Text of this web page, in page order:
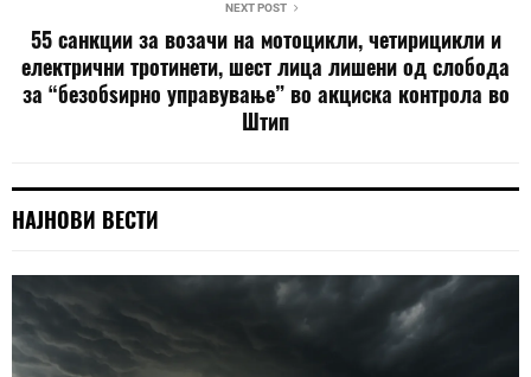
NEXT POST
55 санкции за возачи на мотоцикли, четирицикли и
електрични тротинети, шест лица лишени од слобода
за “безобѕирно управување” во акциска контрола во
Штип
НАЈНОВИ ВЕСТИ